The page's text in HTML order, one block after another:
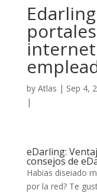
by Atlas | Sep 4,
|
eDarling:
consejos de
Habias diseiado
por la red? Te